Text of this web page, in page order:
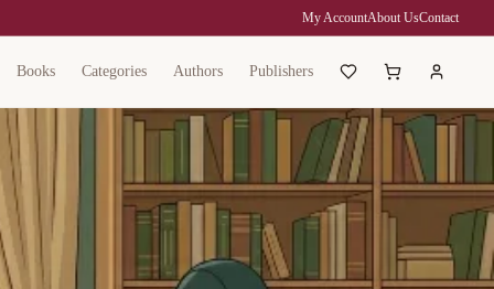
My AccountAbout UsContact
Books Categories Authors Publishers